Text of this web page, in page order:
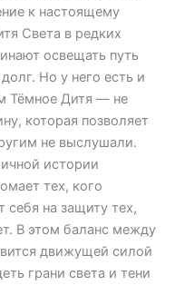
к настоящему
Света в редких
освещать путь
Но у него есть и
Тёмное Дитя — не
которая позволяет
не выслушали.
истории
тех, кого
себя на защиту тех,
В этом баланс между
движущей силой
грани света и тени